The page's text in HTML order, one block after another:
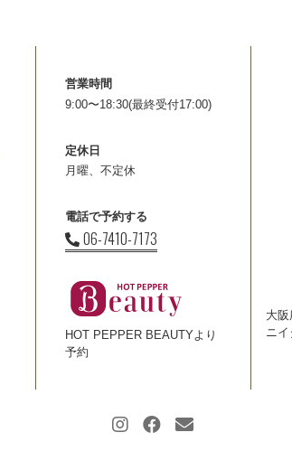
営業時間
9:00〜18:30(最終受付17:00)
定休日
月曜、不定休
電話で予約する
06-7410-7173
HOT PEPPER BEAUTYより
予約
大阪
ニ